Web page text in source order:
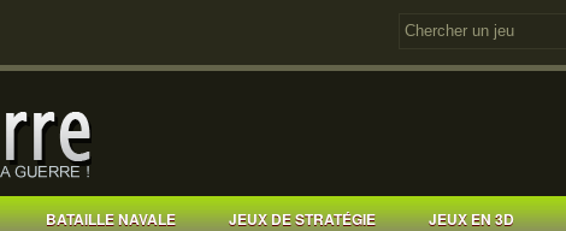
BATAILLE NAVALE JEUX DE STRATÉGIE JEUX EN 3D